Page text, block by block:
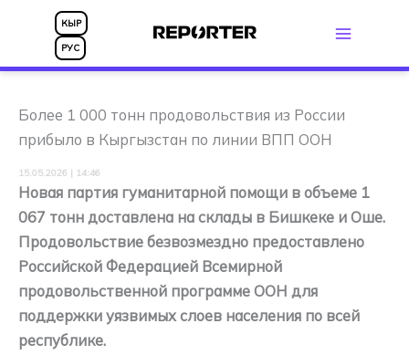
Перейти
содержимому
КЫР
РУС
Более 1 000 тонн продовольствия из России
прибыло в Кыргызстан по линии ВПП ООН
15.05.2026 | 14:46
Новая партия гуманитарной помощи в объеме 1
067 тонн доставлена на склады в Бишкеке и Оше.
Продовольствие безвозмездно предоставлено
Российской Федерацией Всемирной
продовольственной программе ООН для
поддержки уязвимых слоев населения по всей
республике.